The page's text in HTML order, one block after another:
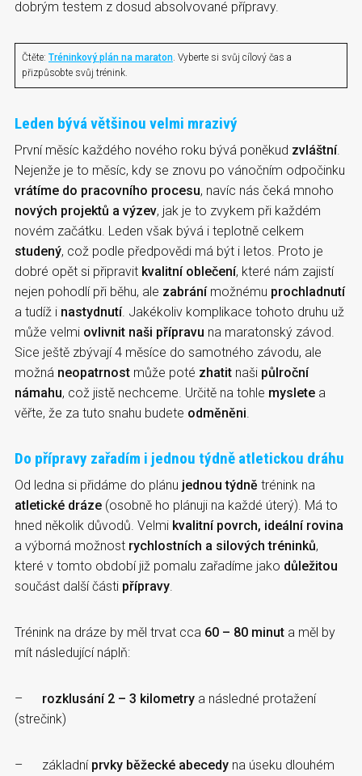
dobrým testem z dosud absolvované přípravy.
Čtěte: Tréninkový plán na maraton . Vyberte si svůj cílový čas a
přizpůsobte svůj trénink.
Leden bývá většinou velmi mrazivý
První měsíc každého nového roku bývá poněkud zvláštní.
Nejenže je to měsíc, kdy se znovu po vánočním odpočinku
vrátíme do pracovního procesu, navíc nás čeká mnoho
nových projektů a výzev, jak je to zvykem při každém
novém začátku. Leden však bývá i teplotně celkem
studený, což podle předpovědi má být i letos. Proto je
dobré opět si připravit kvalitní oblečení, které nám zajistí
nejen pohodlí při běhu, ale zabránímožnému prochladnutí
a tudíž i nastydnutí. Jakékoliv komplikace tohoto druhu už
může velmi ovlivnit naši přípravu na maratonský závod.
Sice ještě zbývají 4 měsíce do samotného závodu, ale
možná neopatrnost může poté zhatit naši půlroční
námahu, což jistě nechceme. Určitě na tohle myslete a
věřte, že za tuto snahu budete odměněni
Do přípravy zařadím i jednou týdně atletickou dráhu
Od ledna si přidáme do plánu jednou týdně trénink na
atletické dráze (osobně ho plánuji na každé úterý). Má to
hned několik důvodů. Velmi kvalitní povrch, ideální rovina
a výborná možnost rychlostních a silových tréninků,
které v tomto období již pomalu zařadíme jako důležitou
součást další části přípravy
Trénink na dráze by měl trvat cca 60 – 80 minut a měl by
mít následující náplň:
– rozklusání 2 – 3 kilometry a následné protažení
(strečink)
– základní prvky běžecké abecedy na úseku dlouhém